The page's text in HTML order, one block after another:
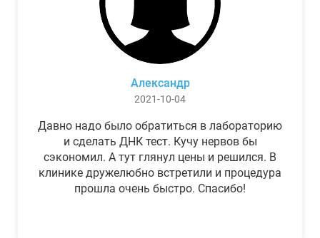
Александр
2021-10-04
Давно надо было обратиться в лабораторию
и сделать ДНК тест. Кучу нервов бы
сэкономил. А тут глянул цены и решился. В
клинике дружелюбно встретили и процедура
прошла очень быстро. Спасибо!